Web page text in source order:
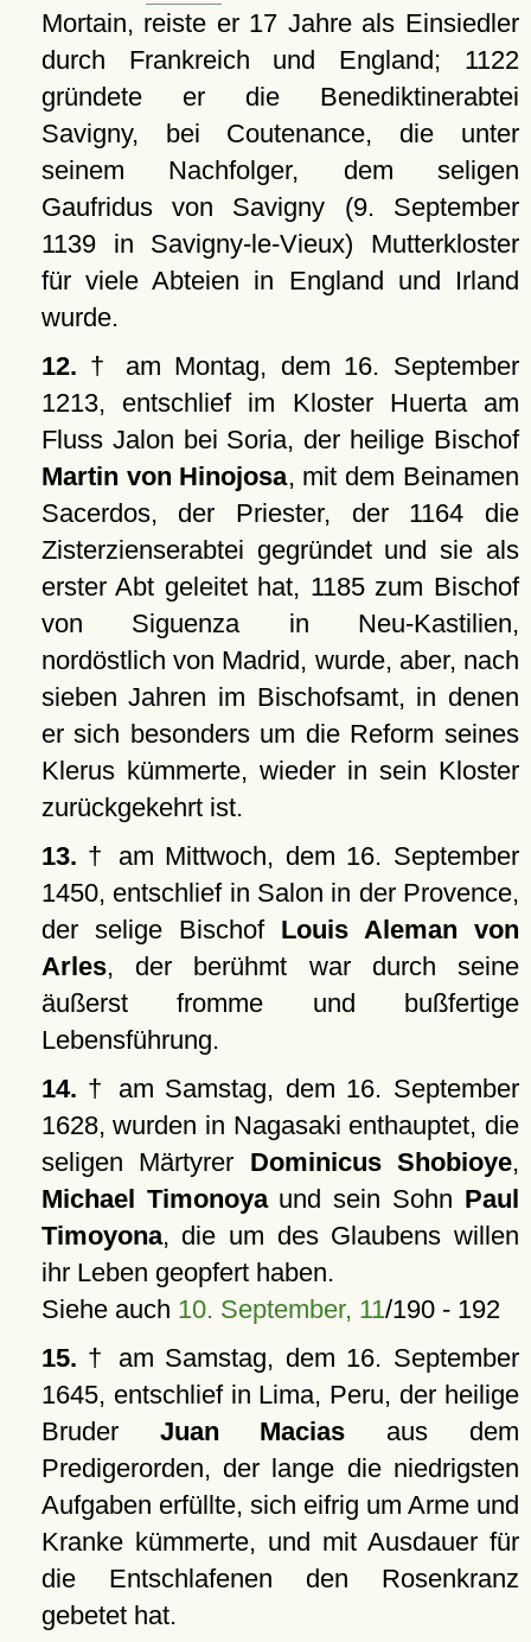
Mortain, reiste er 17 Jahre als Einsiedler
durch Frankreich und England; 1122
gründete er die Benediktinerabtei
Savigny, bei Coutenance, die unter
seinem Nachfolger, dem seligen
Gaufridus von Savigny (9. September
1139 in Savigny-le-Vieux) Mutterkloster
für viele Abteien in England und Irland
wurde.
12. † am Montag, dem 16. September
1213, entschlief im Kloster Huerta am
Fluss Jalon bei Soria, der heilige Bischof
Martin von Hinojosa, mit dem Beinamen
Sacerdos, der Priester, der 1164 die
Zisterzienserabtei gegründet und sie als
erster Abt geleitet hat, 1185 zum Bischof
von Siguenza in Neu-Kastilien,
nordöstlich von Madrid, wurde, aber, nach
sieben Jahren im Bischofsamt, in denen
er sich besonders um die Reform seines
Klerus kümmerte, wieder in sein Kloster
zurückgekehrt ist.
13. † am Mittwoch, dem 16. September
1450, entschlief in Salon in der Provence,
der selige Bischof Louis Aleman von
Arles, der berühmt war durch seine
äußerst fromme und bußfertige
Lebensführung.
14. † am Samstag, dem 16. September
1628, wurden in Nagasaki enthauptet, die
seligen Märtyrer Dominicus Shobioye,
Michael Timonoyaund sein Sohn Paul
Timoyona, die um des Glaubens willen
ihr Leben geopfert haben.
Siehe auch 10. September, 11/190 - 192
15. † am Samstag, dem 16. September
1645, entschlief in Lima, Peru, der heilige
Bruder Juan Macias aus dem
Predigerorden, der lange die niedrigsten
Aufgaben erfüllte, sich eifrig um Arme und
Kranke kümmerte, und mit Ausdauer für
die Entschlafenen den Rosenkranz
gebetet hat.